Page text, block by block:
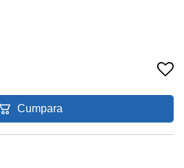
Cumpara